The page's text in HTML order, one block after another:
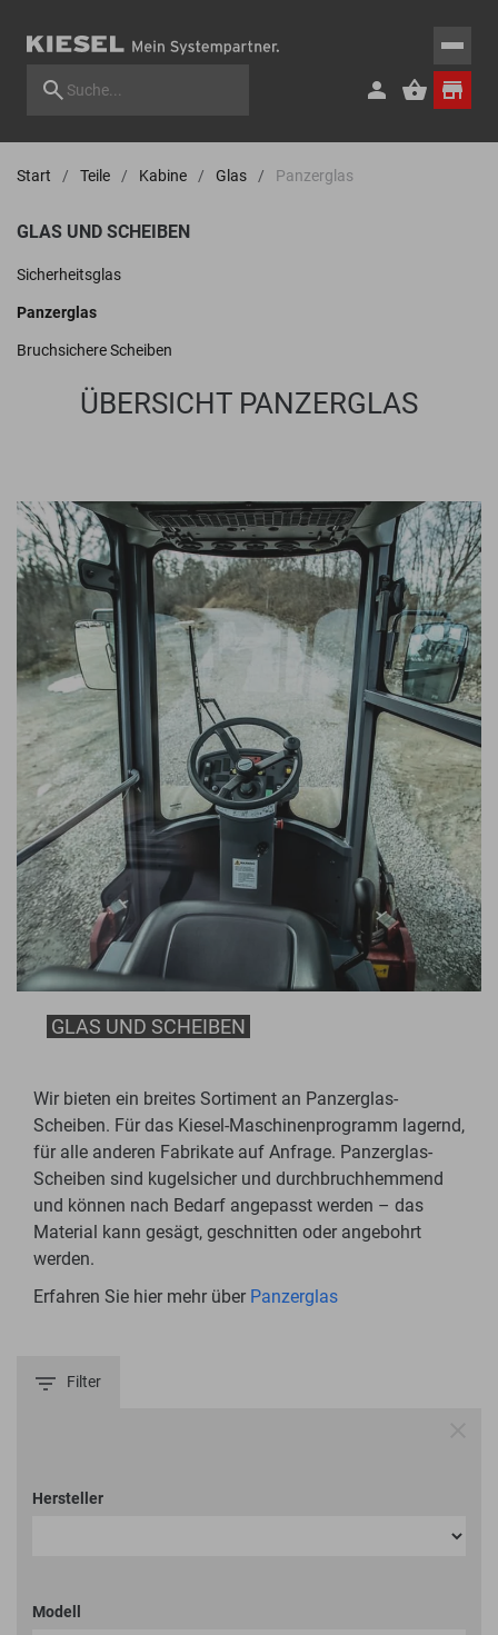
Start Teile Kabine Glas Panzerglas
GLAS UND SCHEIBEN
Sicherheitsglas
Panzerglas
Bruchsichere Scheiben
ÜBERSICHT PANZERGLAS
GLAS UND SCHEIBEN
Wir bieten ein breites Sortiment an Panzerglas-
Scheiben. Für das Kiesel-Maschinenprogramm lagernd,
für alle anderen Fabrikate auf Anfrage. Panzerglas-
Scheiben sind kugelsicher und durchbruchhemmend
und können nach Bedarf angepasst werden – das
Material kann gesägt, geschnitten oder angebohrt
werden.
Erfahren Sie hier mehr über Panzerglas
Filter
Hersteller
Modell